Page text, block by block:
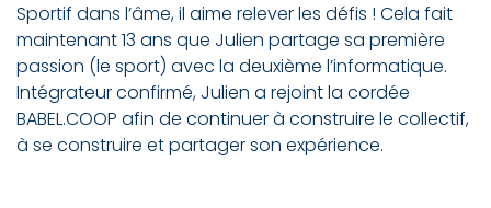
Sportif dans l’âme, il aime relever les défis ! Cela fait
maintenant 13 ans que Julien partage sa première
passion (le sport) avec la deuxième l’informatique.
Intégrateur confirmé, Julien a rejoint la cordée
BABEL.COOP afin de continuer à construire le collectif,
à se construire et partager son expérience.